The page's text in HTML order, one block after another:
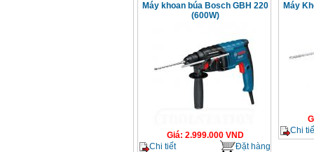
Máy khoan búa Bosch GBH 220
(600W)
Giá: 2.999.000VND
Chi tiết
Đặt hàng
Máy
Chi